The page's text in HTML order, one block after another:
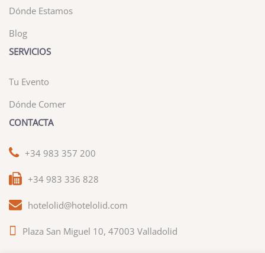
Dónde Estamos
Blog
SERVICIOS
Tu Evento
Dónde Comer
CONTACTA
+34 983 357 200
+34 983 336 828
hotelolid@hotelolid.com
Plaza San Miguel 10, 47003 Valladolid